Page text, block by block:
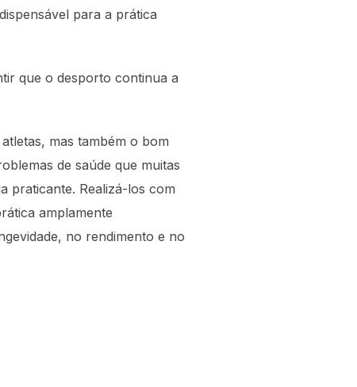
para a prática
que o desporto continua a
mas também o bom
de saúde que muitas
praticante. Realizá-los com
amplamente
no rendimento e no